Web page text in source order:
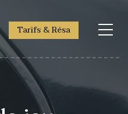
Tarifs & Résa